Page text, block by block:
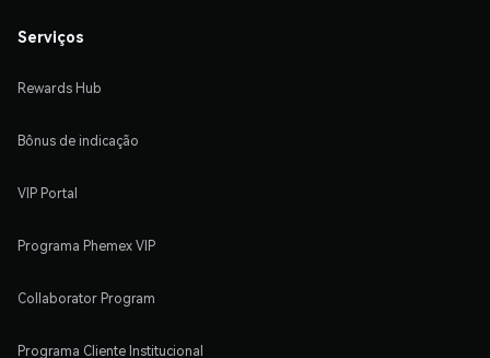
Serviços
Rewards Hub
Bônus de indicação
VIP Portal
Programa Phemex VIP
Collaborator Program
Programa Cliente Institucional